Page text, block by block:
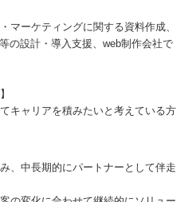
マーケティングに関する資料作成、
の設計・導入支援、web制作会社で
キャリアを積みたいと考えている方
、中長期的にパートナーとして伴走